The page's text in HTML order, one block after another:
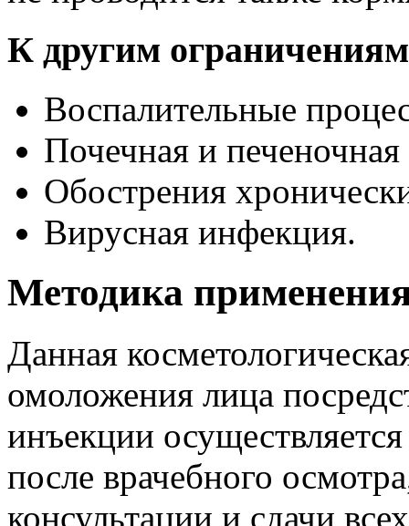
К другим
Воспалительные
Почечная и печеночная
Обострения
Вирусная инфекция.
Методика применения
Данная
омоложения лица
инъекции осуществляется
после врачебного
консультации и сдачи